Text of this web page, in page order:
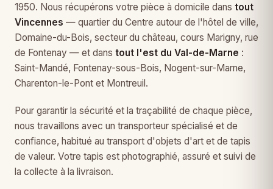
1950. Nous récupérons votre pièce à domicile dans tout
Vincennes — quartier du Centre autour de l'hôtel de ville,
Domaine-du-Bois, secteur du château, cours Marigny, rue
de Fontenay — et dans tout l'est du Val-de-Marne :
Saint-Mandé, Fontenay-sous-Bois, Nogent-sur-Marne,
Charenton-le-Pont et Montreuil.
Pour garantir la sécurité et la traçabilité de chaque pièce,
nous travaillons avec un transporteur spécialisé et de
confiance, habitué au transport d'objets d'art et de tapis
de valeur. Votre tapis est photographié, assuré et suivi de
la collecte à la livraison.